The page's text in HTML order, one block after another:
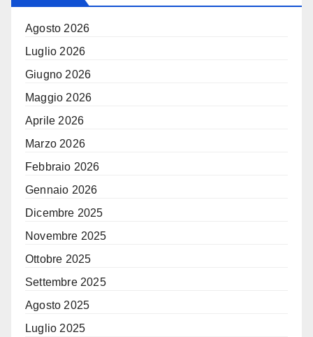
Agosto 2026
Luglio 2026
Giugno 2026
Maggio 2026
Aprile 2026
Marzo 2026
Febbraio 2026
Gennaio 2026
Dicembre 2025
Novembre 2025
Ottobre 2025
Settembre 2025
Agosto 2025
Luglio 2025